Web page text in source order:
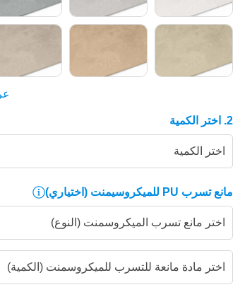
2. اختر الكمية
اختر الكمية
مانع تسرب PU للميكروسيمنت (اختياري)
اختر مانع تسرب الميكروسمنت (النوع)
اختر مادة مانعة للتسرب للميكروسمنت (الكمية)